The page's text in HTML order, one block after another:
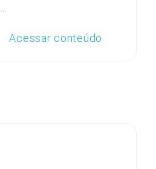
Acessar conteúdo